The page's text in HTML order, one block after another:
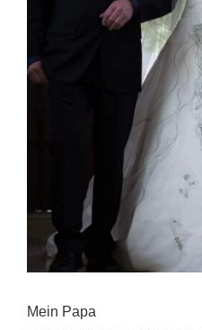
Mein Papa